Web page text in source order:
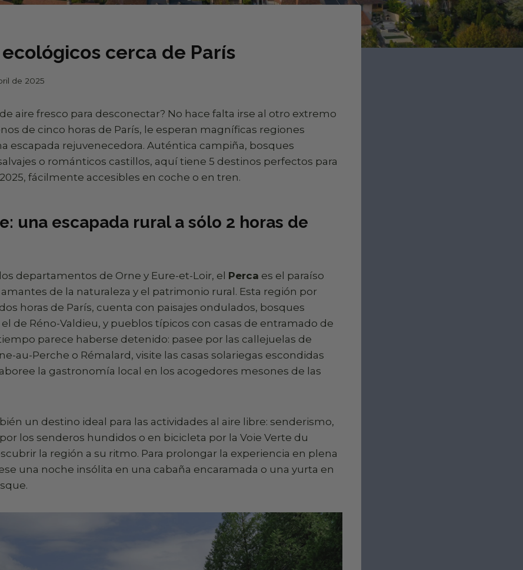
cerca de París
de 2025
aire fresco para desconectar? No hace falta irse al otro extremo
de cinco horas de París, le esperan magníficas regiones
escapada rejuvenecedora. Auténtica campiña, bosques
o románticos castillos, aquí tiene 5 destinos perfectos para
fácilmente accesibles en coche o en tren.
una escapada rural a sólo 2 horas de
departamentos de Orne y Eure-et-Loir, el Perca es el paraíso
de la naturaleza y el patrimonio rural. Esta región por
horas de París, cuenta con paisajes ondulados, bosques
de Réno-Valdieu, y pueblos típicos con casas de entramado de
parece haberse detenido: pasee por las callejuelas de
au-Perche o Rémalard, visite las casas solariegas escondidas
la gastronomía local en los acogedores mesones de las
un destino ideal para las actividades al aire libre: senderismo,
los senderos hundidos o en bicicleta por la Voie Verte du
la región a su ritmo. Para prolongar la experiencia en plena
una noche insólita en una cabaña encaramada o una yurta en